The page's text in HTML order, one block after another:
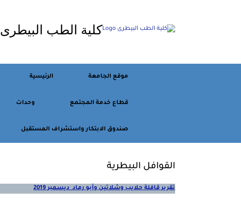
كلية الطب البيطرى
موقع الجامعة الرئيسية
قطاع خدمة المجتمع وحدات
صندوق الابتكار واستشراف المستقبل
القوافل البيطرية
تقرير قافلة حلايب وشلاتين وأبو رماد ديسمبر 2019